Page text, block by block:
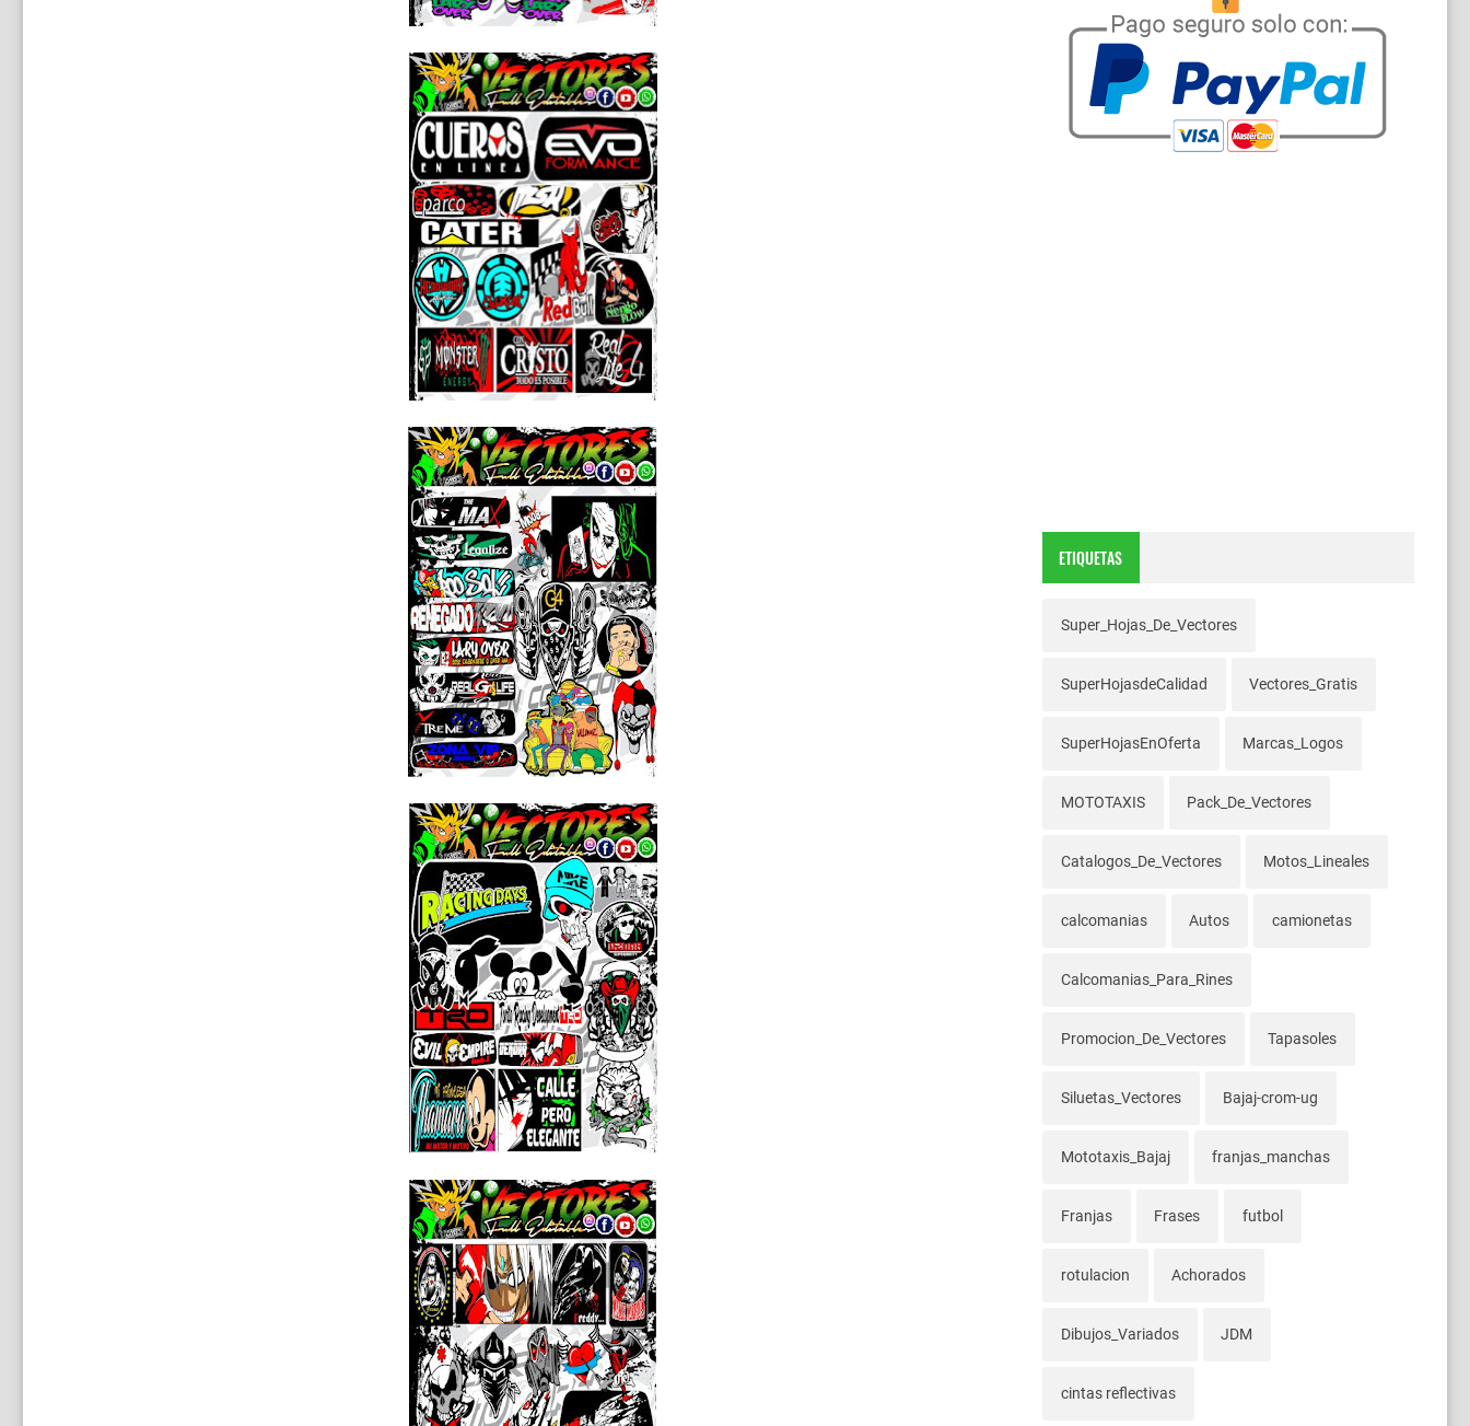
ETIQUETAS
Super_Hojas_De_Vectores
SuperHojasdeCalidad Vectores_Gratis
SuperHojasEnOferta Marcas_Logos
MOTOTAXIS Pack_De_Vectores
Catalogos_De_Vectores Motos_Lineales
calcomanias Autos camionetas
Calcomanias_Para_Rines
Promocion_De_Vectores Tapasoles
Siluetas_Vectores Bajaj-crom-ug
Mototaxis_Bajaj franjas_manchas
Franjas Frases futbol
rotulacion Achorados
Dibujos_Variados JDM
cintas reflectivas